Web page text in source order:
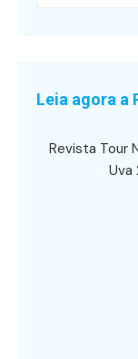
Leia agora a
Revista Tour
Uva